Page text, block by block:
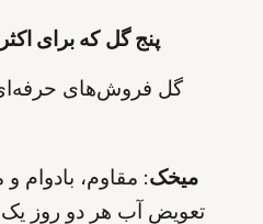
پنج گل که برای
گل فروش‌های
میخک: مقاوم، بادوام
تعویض آب هر دو روز یک